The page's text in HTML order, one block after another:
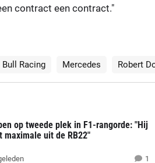
contract een contract."
Bull Racing Mercedes Robert
op tweede plek in F1-rangorde: "Hij
maximale uit de RB22"
1